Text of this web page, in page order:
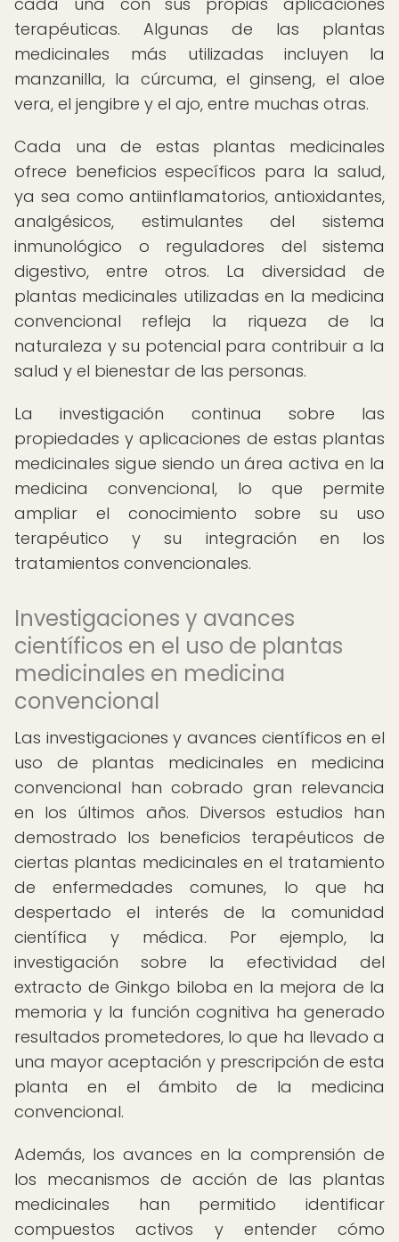
terapéuticas. Algunas de las plantas
medicinales más utilizadas incluyen la
manzanilla, la cúrcuma, el ginseng, el aloe
vera, el jengibre y el ajo, entre muchas otras.
Cada una de estas plantas medicinales
ofrece beneficios específicos para la salud,
ya sea como antiinflamatorios, antioxidantes,
analgésicos, estimulantes del sistema
inmunológico o reguladores del sistema
digestivo, entre otros. La diversidad de
plantas medicinales utilizadas en la medicina
convencional refleja la riqueza de la
naturaleza y su potencial para contribuir a la
salud y el bienestar de las personas.
La investigación continua sobre las
propiedades y aplicaciones de estas plantas
medicinales sigue siendo un área activa en la
medicina convencional, lo que permite
ampliar el conocimiento sobre su uso
terapéutico y su integración en los
tratamientos convencionales.
Investigaciones y avances
científicos en el uso de plantas
medicinales en medicina
convencional
Las investigaciones y avances científicos en el
uso de plantas medicinales en medicina
convencional han cobrado gran relevancia
en los últimos años. Diversos estudios han
demostrado los beneficios terapéuticos de
ciertas plantas medicinales en el tratamiento
de enfermedades comunes, lo que ha
despertado el interés de la comunidad
científica y médica. Por ejemplo, la
investigación sobre la efectividad del
extracto de Ginkgo biloba en la mejora de la
memoria y la función cognitiva ha generado
resultados prometedores, lo que ha llevado a
una mayor aceptación y prescripción de esta
planta en el ámbito de la medicina
convencional.
Además, los avances en la comprensión de
los mecanismos de acción de las plantas
medicinales han permitido identificar
compuestos activos y entender cómo